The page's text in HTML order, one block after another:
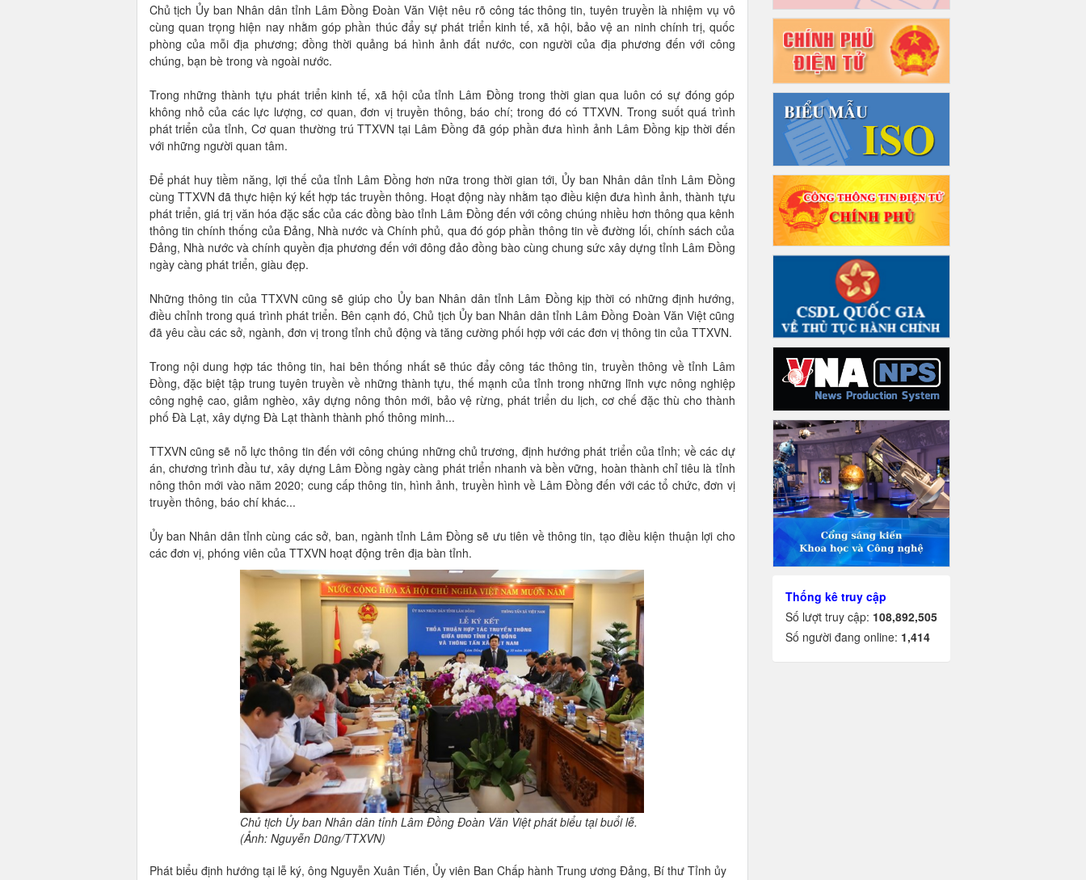
Chủ tịch Ủy ban Nhân dân tỉnh Lâm Đồng Đoàn Văn Việt nêu rõ công tác thông tin, tuyên truyền là nhiệm vụ vô
cùng quan trọng hiện nay nhằm góp phần thúc đẩy sự phát triển kinh tế, xã hội, bảo vệ an ninh chính trị, quốc
phòng của mỗi địa phương; đồng thời quảng bá hình ảnh đất nước, con người của địa phương đến với công
chúng, bạn bè trong và ngoài nước.
Trong những thành tựu phát triển kinh tế, xã hội của tỉnh Lâm Đồng trong thời gian qua luôn có sự đóng góp
không nhỏ của các lực lượng, cơ quan, đơn vị truyền thông, báo chí; trong đó có TTXVN. Trong suốt quá trình
phát triển của tỉnh, Cơ quan thường trú TTXVN tại Lâm Đồng đã góp phần đưa hình ảnh Lâm Đồng kịp thời đến
với những người quan tâm.
Để phát huy tiềm năng, lợi thế của tỉnh Lâm Đồng hơn nữa trong thời gian tới, Ủy ban Nhân dân tỉnh Lâm Đồng
cùng TTXVN đã thực hiện ký kết hợp tác truyền thông. Hoạt động này nhằm tạo điều kiện đưa hình ảnh, thành tựu
phát triển, giá trị văn hóa đặc sắc của các đồng bào tỉnh Lâm Đồng đến với công chúng nhiều hơn thông qua kênh
thông tin chính thống của Đảng, Nhà nước và Chính phủ, qua đó góp phần thông tin về đường lối, chính sách của
Đảng, Nhà nước và chính quyền địa phương đến với đông đảo đồng bào cùng chung sức xây dựng tỉnh Lâm Đồng
ngày càng phát triển, giàu đẹp.
Những thông tin của TTXVN cũng sẽ giúp cho Ủy ban Nhân dân tỉnh Lâm Đồng kịp thời có những định hướng,
điều chỉnh trong quá trình phát triển. Bên cạnh đó, Chủ tịch Ủy ban Nhân dân tỉnh Lâm Đồng Đoàn Văn Việt cũng
đã yêu cầu các sở, ngành, đơn vị trong tỉnh chủ động và tăng cường phối hợp với các đơn vị thông tin của TTXVN.
Trong nội dung hợp tác thông tin, hai bên thống nhất sẽ thúc đẩy công tác thông tin, truyền thông về tỉnh Lâm
Đồng, đặc biệt tập trung tuyên truyền về những thành tựu, thế mạnh của tỉnh trong những lĩnh vực nông nghiệp
công nghệ cao, giảm nghèo, xây dựng nông thôn mới, bảo vệ rừng, phát triển du lịch, cơ chế đặc thù cho thành
phố Đà Lạt, xây dựng Đà Lạt thành thành phố thông minh...
TTXVN cũng sẽ nỗ lực thông tin đến với công chúng những chủ trương, định hướng phát triển của tỉnh; về các dự
án, chương trình đầu tư, xây dựng Lâm Đồng ngày càng phát triển nhanh và bền vững, hoàn thành chỉ tiêu là tỉnh
nông thôn mới vào năm 2020; cung cấp thông tin, hình ảnh, truyền hình về Lâm Đồng đến với các tổ chức, đơn vị
truyền thông, báo chí khác...
Ủy ban Nhân dân tỉnh cùng các sở, ban, ngành tỉnh Lâm Đồng sẽ ưu tiên về thông tin, tạo điều kiện thuận lợi cho
các đơn vị, phóng viên của TTXVN hoạt động trên địa bàn tỉnh.
Chủ tịch Ủy ban Nhân dân tỉnh Lâm Đồng Đoàn Văn Việt phát biểu tại buổi lễ.
(Ảnh: Nguyễn Dũng/TTXVN)
Phát biểu định hướng tại lễ ký, ông Nguyễn Xuân Tiến, Ủy viên Ban Chấp hành Trung ương Đảng, Bí thư Tỉnh ủy
Thống kê truy cập
Số lượt truy cập: 108,892,505
Số người đang online: 1,414